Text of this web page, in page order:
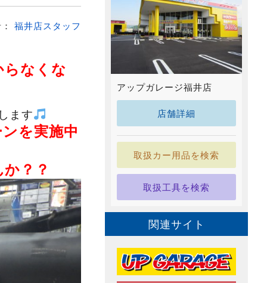
福井店スタッフ
なくな
ます
を実施中
？？
アップガレージ福井店
店舗詳細
取扱カー用品を検索
取扱工具を検索
関連サイト